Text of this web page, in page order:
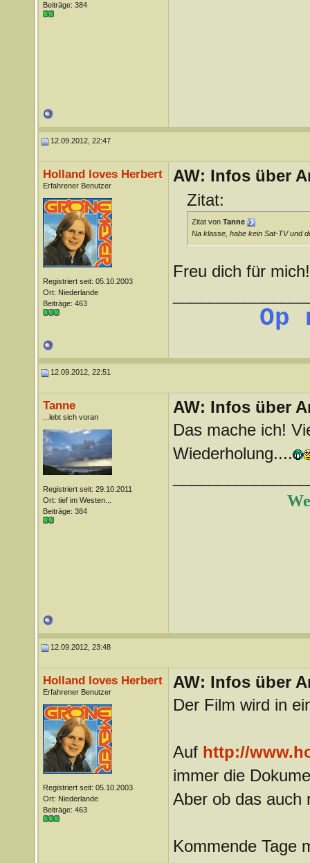
Beiträge: 384
12.09.2012, 22:47
Holland loves Herbert
Erfahrener Benutzer
Registriert seit: 05.10.2003
Ort: Niederlande
Beiträge: 463
AW: Infos über
Zitat:
Zitat von Tanne
Na klasse, habe kein Sat-TV und
Freu dich für
Op
12.09.2012, 22:51
Tanne
...lebt sich voran
Registriert seit: 29.10.2011
Ort: tief im Westen...
Beiträge: 384
AW: Infos über
Das mache ich!
Wiederholung....
12.09.2012, 23:48
Holland loves Herbert
Erfahrener Benutzer
Registriert seit: 05.10.2003
Ort: Niederlande
Beiträge: 463
AW: Infos über
Der Film wird in
Auf http://
immer die
Aber ob das auch
Kommende Tage